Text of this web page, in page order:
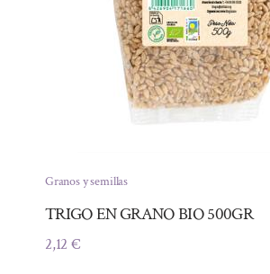
Granos y semillas
TRIGO EN GRANO BIO 500GR
2,12€